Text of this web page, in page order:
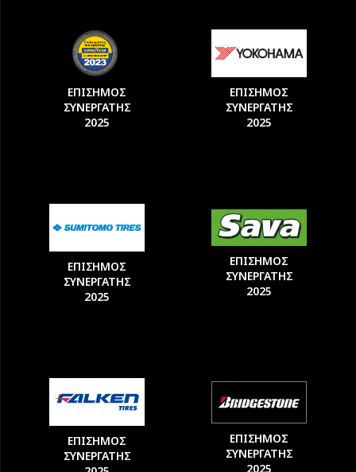
ΕΠΙΣΗΜΟΣ
ΣΥΝΕΡΓΑΤΗΣ
2025
ΕΠΙΣΗΜΟΣ
ΣΥΝΕΡΓΑΤΗΣ
2025
ΕΠΙΣΗΜΟΣ
ΣΥΝΕΡΓΑΤΗΣ
2025
ΕΠΙΣΗΜΟΣ
ΣΥΝΕΡΓΑΤΗΣ
2025
ΕΠΙΣΗΜΟΣ
ΣΥΝΕΡΓΑΤΗΣ
ΕΠΙΣΗΜΟΣ
ΣΥΝΕΡΓΑΤΗΣ
2025